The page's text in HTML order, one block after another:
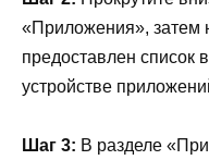
«Приложения», затем
предоставлен список
устройстве
Шаг 3: В разделе